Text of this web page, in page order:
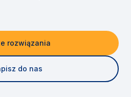
rozwiązania
do nas